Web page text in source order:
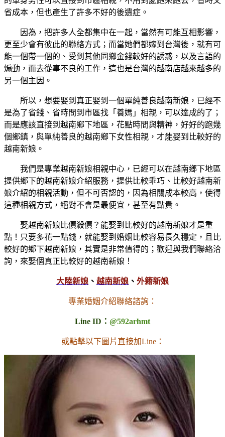
省成本，但也產生了許多不好的後遺症。
因為，把許多人全都集中在一起，當然有可能互相影響，
更至少會有彼此的聯絡方式；而當她們都嫁到台灣後，就有可
能一個帶一個的、受到其他同鄉金錢較好的誘惑，以及言語的
煽動，而去從事不良的工作，這也是台灣的越南店越來越多的
另一個主因。
所以，想要娶到真正娶到一個單純善良越南新娘，已經不
是為了省錢、省時間到市區找「養媽」相親，可以達成的了；
而是應該直接到越南鄉下地區，花點時間與精神，好好的跑幾
個鄉鎮，與單純善良的越南鄉下女性相親，才能娶到比較好的
越南新娘。
我們是專業越南新娘相親中心，已經可以在越南鄉下地區
提供鄉下的越南新娘介紹服務，提供比較乖巧、比較好越南新
娘介紹的相親活動，但不可否認的，因為相關成本較高，使得
這種相親方式，絕對不會是最便宜，甚至有點貴。
娶越南新娘比價殺價？能娶到比較好的越南新娘才是重
點！只要多花一點錢，就能娶到婚姻比較容易長久穩定，且比
較好的鄉下越南新娘，其實是非常值得的；歡迎與我們聯絡洽
詢，來娶個真正比較好的越南新娘！
大陸新娘 、 越南新娘 、 外籍新娘
專業婚姻介紹聯絡諮詢：
Line ID： @592arhmt
或點擊以下圖片直接加Line：